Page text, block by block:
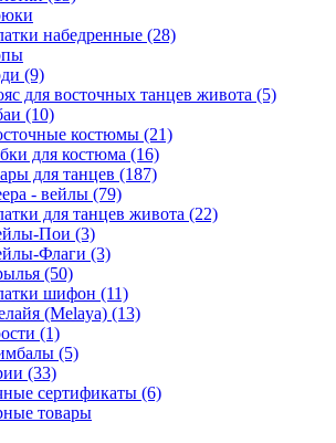
набедренные (28)
(9)
для восточных танцев живота (5)
(10)
костюмы (21)
для костюма (16)
для танцев (187)
- вейлы (79)
для танцев живота (22)
Пои (3)
Флаги (3)
(50)
шифон (11)
(Melaya) (13)
(1)
(5)
(33)
сертификаты (6)
товары